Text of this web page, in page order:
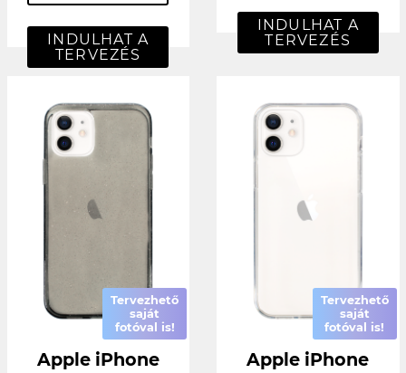
INDULHAT A
TERVEZÉS
INDULHAT A
TERVEZÉS
Tervezhető
saját
fotóval is!
Apple iPhone
Tervezhető
saját
fotóval is!
Apple iPhone